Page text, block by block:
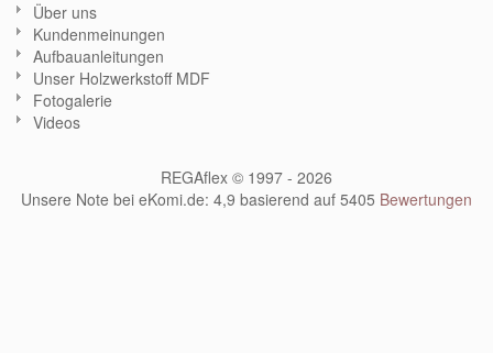
Über uns
Kundenmeinungen
Aufbauanleitungen
Unser Holzwerkstoff MDF
Fotogalerie
Videos
REGAflex © 1997 - 2026
Unsere Note bei eKomi.de: 4,9 basierend auf 5405 Bewertungen